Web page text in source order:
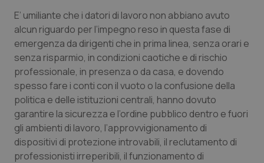
Psoriasi & pelle
Quotidiano Cardiologia
Quotidiano Chirurgia
Quotidiano Oncologia
Quotidiano Pediatria
E’ umiliante che i datori di lavoro non abbiano avuto
alcun riguardo per l’impegno reso in questa fase di
emergenza da dirigenti che in prima linea, senza orari e
senza risparmio, in condizioni caotiche e di rischio
professionale, in presenza o da casa, e dovendo
spesso fare i conti con il vuoto o la confusione della
politica e delle istituzioni centrali, hanno dovuto
garantire la sicurezza e l’ordine pubblico dentro e fuori
gli ambienti di lavoro, l’approvvigionamento di
dispositivi di protezione introvabili, il reclutamento di
professionisti irreperibili, il funzionamento di